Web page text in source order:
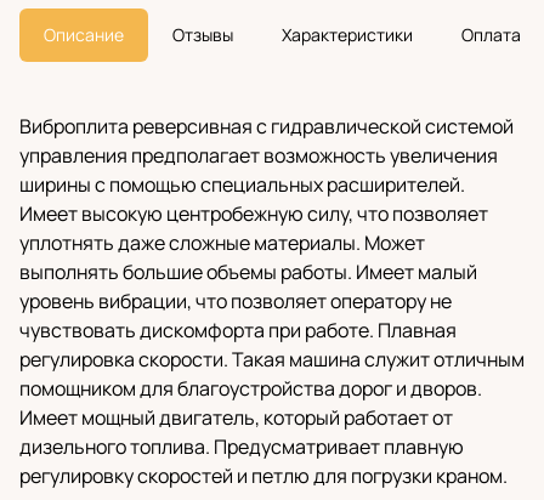
Описание Отзывы Характеристики Оплата
Виброплита реверсивная с гидравлической системой
управления предполагает возможность увеличения
ширины с помощью специальных расширителей.
Имеет высокую центробежную силу, что позволяет
уплотнять даже сложные материалы. Может
выполнять большие объемы работы. Имеет малый
уровень вибрации, что позволяет оператору не
чувствовать дискомфорта при работе. Плавная
регулировка скорости. Такая машина служит отличным
помощником для благоустройства дорог и дворов.
Имеет мощный двигатель, который работает от
дизельного топлива. Предусматривает плавную
регулировку скоростей и петлю для погрузки краном.